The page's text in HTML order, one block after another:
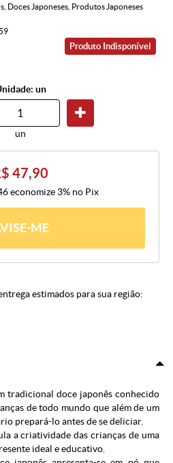
Doces Japoneses Produtos Japoneses
Produto Indisponível
un
un
47,90
economize 3% no Pix
ME
estimados para sua região:
tradicional doce japonês conhecido
de todo mundo que além de um
prepará-lo antes de se deliciar.
a criatividade das crianças de uma
ideal e educativo.